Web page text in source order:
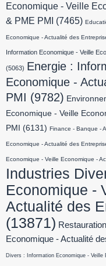
Economique - Veille
& PME PMI
(7465)
Economique - Actualité des
Information Economique - Veille
(5063) Energie :
Economique -
PMI (9782)
Economique - Veille
PMI
(6131) Finance - Banque -
Economique - Actualité des
Economique - Veille Economique -
Industries
Economique -
Actualité des
(13871)
Economique - Actualité
Divers : Information Economique - Veille